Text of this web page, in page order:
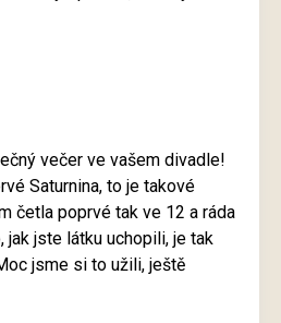
večer ve vašem divadle!
Saturnina, to je takové
četla poprvé tak ve 12 a ráda
jak jste látku uchopili, je tak
jsme si to užili, ještě